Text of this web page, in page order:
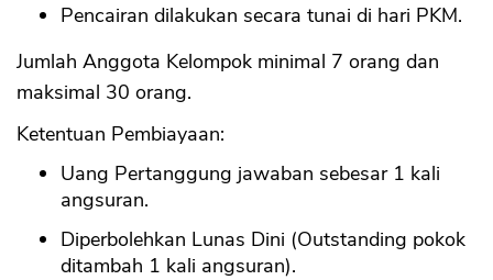
Pencairan dilakukan secara tunai di hari PKM.
Jumlah Anggota Kelompok minimal 7 orang dan
maksimal 30 orang.
Ketentuan Pembiayaan:
Uang Pertanggung jawaban sebesar 1 kali
angsuran.
Diperbolehkan Lunas Dini (Outstanding pokok
ditambah 1 kali angsuran).